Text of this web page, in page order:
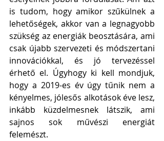
is tudom, hogy amikor szűkülnek a
lehetőségek, akkor van a legnagyobb
szükség az energiák beosztására, ami
csak újabb szervezeti és módszertani
innovációkkal, és jó tervezéssel
érhető el. Úgyhogy ki kell mondjuk,
hogy a 2019-es év úgy tűnik nem a
kényelmes, jólesős alkotások éve lesz,
inkább küzdelmesnek látszik, ami
sajnos sok művészi energiát
felemészt.